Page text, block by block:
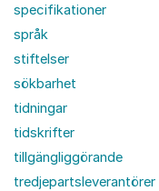
specifikationer
språk
stiftelser
sökbarhet
tidningar
tidskrifter
tillgängliggörande
tredjepartsleverantörer